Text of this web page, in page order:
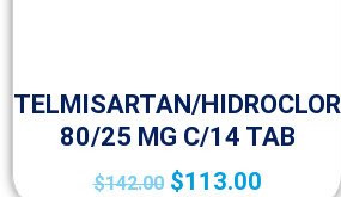
TELMISARTAN/HIDROCLOR
80/25 MG C/14 TAB
$142.00 $113.00